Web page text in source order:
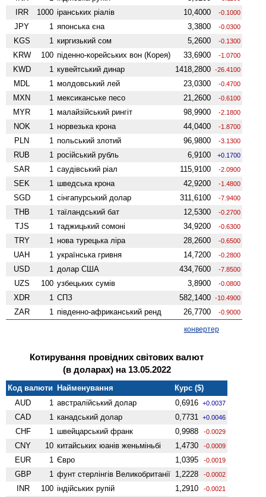
IRR 1000 іранських ріалів 10,4000 -0.1000
JPY 1 японська єна 3,3800 -0.0300
KGS 1 киргизький сом 5,2600 -0.1300
KRW 100 піденно-корейських вон (Корея) 33,6900 -1.0700
KWD 1 кувейтський динар 1418,2800 -26.4100
MDL 1 молдовський лей 23,0300 -0.4700
MXN 1 мексиканське песо 21,2600 -0.6100
MYR 1 малайзійський рингіт 98,9900 -2.1800
NOK 1 норвезька крона 44,0400 -1.8700
PLN 1 польський злотий 96,9800 -3.1300
RUB 1 російський рубль 6,9100 +0.1700
SAR 1 саудівський ріал 115,9100 -2.0900
SEK 1 шведська крона 42,9200 -1.4800
SGD 1 сінгапурський долар 311,6100 -7.9400
THB 1 таїландський бат 12,5300 -0.2700
TJS 1 таджицький сомоні 34,9200 -0.6300
TRY 1 нова турецька ліра 28,2600 -0.6500
UAH 1 українська гривня 14,7200 -0.2800
USD 1 долар США 434,7600 -7.8500
UZS 100 узбецьких сумів 3,8900 -0.0800
XDR 1 СПЗ 582,1400 -10.4900
ZAR 1 південно-африканський ренд 26,7700 -0.9000
конвертер
Котирування провідних світових валют
(в доларах) на 13.05.2022
Код валюти Найменування
Курс ($)
AUD
1 австралійський долар 0,6916 +0.0037
CAD 1 канадський долар 0,7731 +0.0046
CHF 1 швейцарський франк 0,9988 -0.0029
CNY 10 китайських юанів женьмiньбi 1,4730 -0.0009
EUR 1 Євро 1,0395 -0.0019
GBP 1 фунт стерлінгів Велико­британії 1,2228 -0.0002
INR 100 індійських рупій 1,2910 -0.0021